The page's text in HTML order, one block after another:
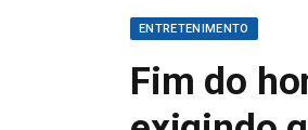
ENTRETENIMENTO
Fim do